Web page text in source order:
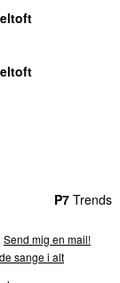
P7 Trends
Send mig en mail!
sange i alt